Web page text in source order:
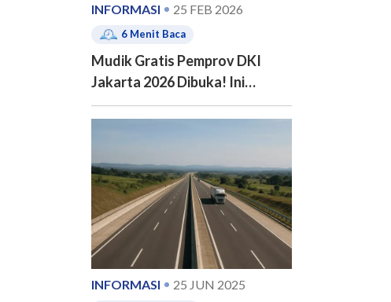
INFORMASI 25 FEB 2026
6 Menit Baca
Mudik Gratis Pemprov DKI
Jakarta 2026 Dibuka! Ini
Jadwal, 20 Kota Tujuan dan
Cara Pendaftarannya
INFORMASI 25 JUN 2025